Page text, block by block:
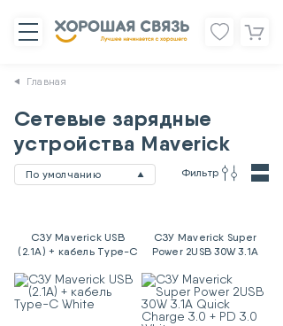
Главная
Сетевые зарядные
устройства Maverick
По умолчанию Фильтр
СЗУ Maverick USB
(2.1A) + кабель Type-C
СЗУ Maverick Super
Power 2USB 30W 3.1A
3.0 White